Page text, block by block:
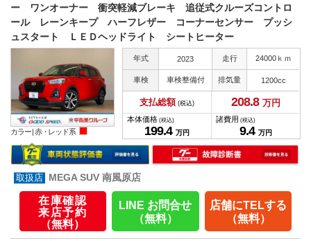
ー ワンオーナー 衝突軽減ブレーキ 追従式クルーズコントロ
ール レーンキープ ハーフレザー コーナーセンサー プッシ
ュスタート ＬＥＤヘッドライト シートヒーター
カラー |赤・レッド系
年式 2023 走行 24000ｋｍ
車検 車検整備付 排気量 1200cc
支払総額 (税込) 208.8 万円
本体価格 (税込)
199.4 万円
諸費用 (税込)
9.4 万円
MEGA SUV 南風原店
在庫確認
来店予約
（無料）
LINE お問合せ
（無料）
店舗にTELする
（無料）